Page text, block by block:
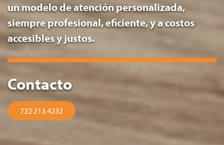
un modelo de atención personalizada,
siempre profesional, eficiente, y a costos
accesibles y justos.
Contacto
722 213 4232